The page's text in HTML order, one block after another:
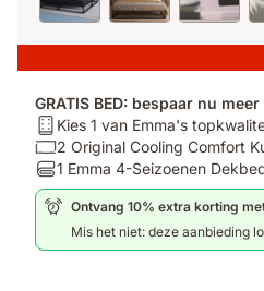
GRATIS BED: bespaar nu
Matras:
Kies
1
van
Emma's
topkwaliteit
matrassen
Kies 1 van Emma's
Kussen:
2
Original
Cooling
Comfort
Kussens
2 Original Cooling Comfort
Dekbedden:
1
Emma
Seizoenen
1 Emma 4-Seizoenen
Ontvang 10% extra korting
Mis het niet: deze aanbieding